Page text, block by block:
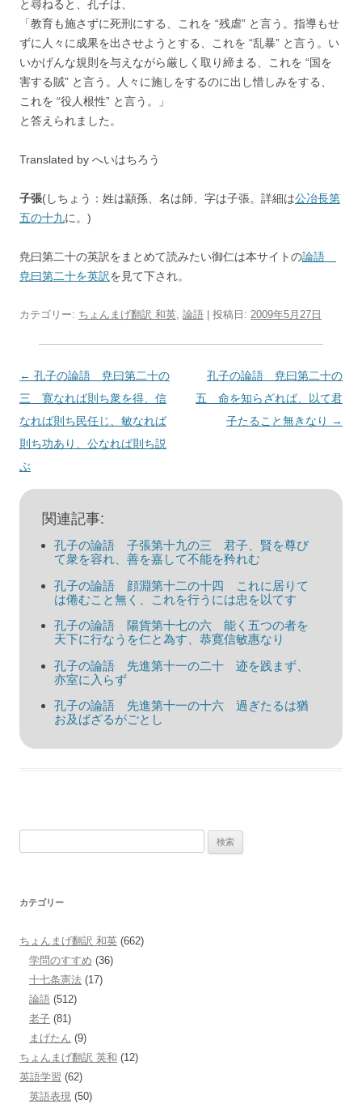
と尋ねると、孔子は、
「教育も施さずに死刑にする、これを “残虐” と言う。指導もせ
ずに人々に成果を出させようとする、これを “乱暴” と言う。い
いかげんな規則を与えながら厳しく取り締まる、これを “国を
害する賊” と言う。人々に施しをするのに出し惜しみをする、
これを “役人根性” と言う。」
と答えられました。
Translated by へいはちろう
子張(しちょう：姓は顓孫、名は師、字は子張。詳細は公冶長第
五の十九に。)
尭曰第二十の英訳をまとめて読みたい御仁は本サイトの論語
尭曰第二十を英訳を見て下され。
カテゴリー: ちょんまげ翻訳 和英, 論語 | 投稿日: 2009年5月27日
投
稿
ナ
ビ
ゲ
ー
← 孔子の論語 尭曰第二十の
三 寛なれば則ち衆を得、信
なれば則ち民任じ、敏なれば
則ち功あり、公なれば則ち説
ぶ
孔子の論語 尭曰第二十の
五 命を知らざれば、以て君
子たること無きなり →
関連記事:
孔子の論語 子張第十九の三 君子、賢を尊び
て衆を容れ、善を嘉して不能を矜れむ
孔子の論語 顔淵第十二の十四 これに居りて
は倦むこと無く、これを行うには忠を以てす
孔子の論語 陽貨第十七の六 能く五つの者を
天下に行なうを仁と為す、恭寛信敏惠なり
孔子の論語 先進第十一の二十 迹を践まず、
亦室に入らず
孔子の論語 先進第十一の十六 過ぎたるは猶
お及ばざるがごとし
カテゴリー
ちょんまげ翻訳 和英 (662)
学問のすすめ (36)
十七条憲法 (17)
論語 (512)
老子 (81)
まげたん (9)
ちょんまげ翻訳 英和 (12)
英語学習 (62)
英語表現 (50)